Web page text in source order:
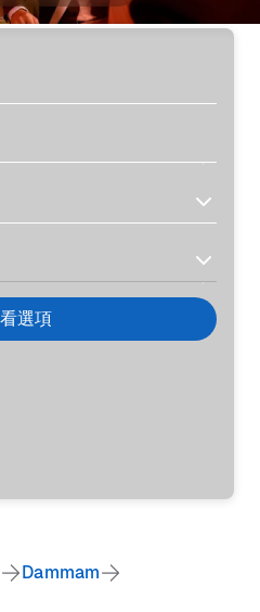
選項
Dammam